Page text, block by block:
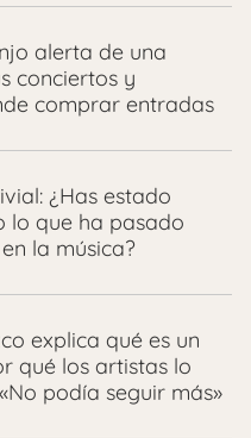
alerta de una
conciertos y
comprar entradas
¿Has estado
lo que ha pasado
la música?
explica qué es un
qué los artistas lo
podía seguir más»